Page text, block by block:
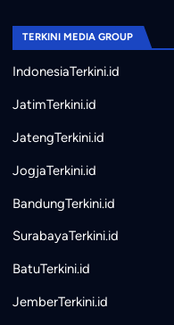
TERKINI MEDIA GROUP
IndonesiaTerkini.id
JatimTerkini.id
JatengTerkini.id
JogjaTerkini.id
BandungTerkini.id
SurabayaTerkini.id
BatuTerkini.id
JemberTerkini.id